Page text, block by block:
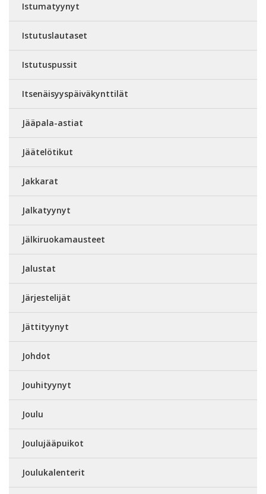
Istumatyynyt
Istutuslautaset
Istutuspussit
Itsenäisyyspäiväkynttilät
Jääpala-astiat
Jäätelötikut
Jakkarat
Jalkatyynyt
Jälkiruokamausteet
Jalustat
Järjestelijät
Jättityynyt
Johdot
Jouhityynyt
Joulu
Joulujääpuikot
Joulukalenterit